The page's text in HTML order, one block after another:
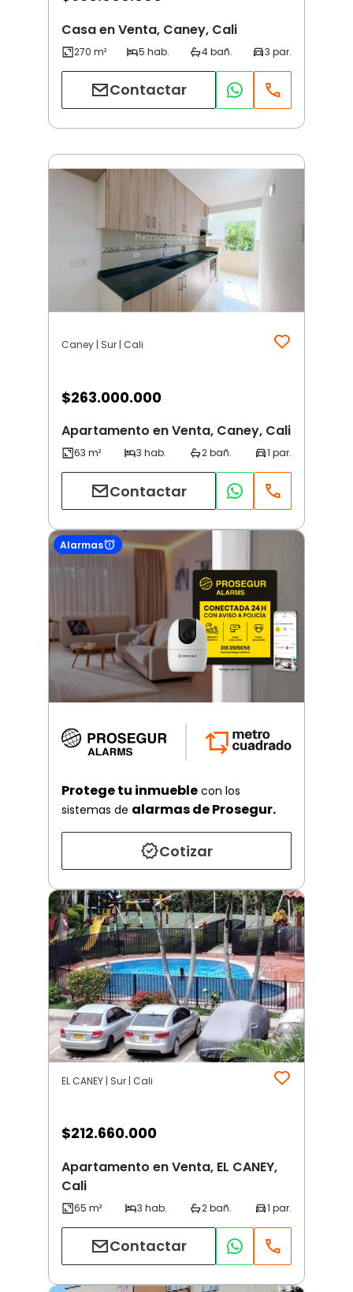
Casa en Venta, Caney, Cali
Contactar
Caney | Sur | Cali
$263.000.000
Apartamento en Venta, Caney, Cali
Contactar
Alarmas
Protege tu inmueble con los
sistemas de alarmas de Prosegur.
Cotizar
EL CANEY | Sur | Cali
$212.660.000
Apartamento en Venta, EL CANEY,
Cali
Contactar